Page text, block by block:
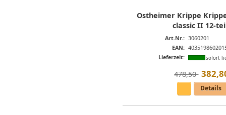
Ostheimer Krippe
classic II 12-
Art.Nr.: 3060201
EAN:
Lieferzeit:
sofort
478,50  382,
Details